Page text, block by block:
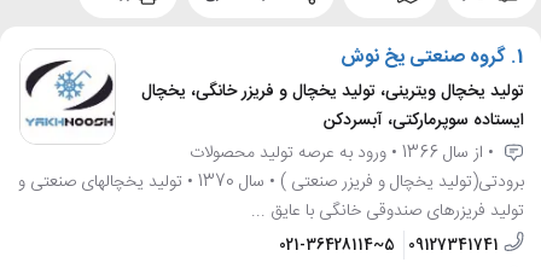
1. گروه صنعتی یخ نوش
تولید یخچال ویترینی، تولید یخچال و فریزر خانگی، یخچال
ایستاده سوپرمارکتی، آبسردکن
• از سال 1366 • ورود به عرصه تولید محصولات
برودتی(تولید یخچال و فریزر صنعتی ) • سال 1370 • تولید یخچالهای صنعتی و
تولید فریزرهای صندوقی خانگی با عایق ...
09127341741
021-36428114~5